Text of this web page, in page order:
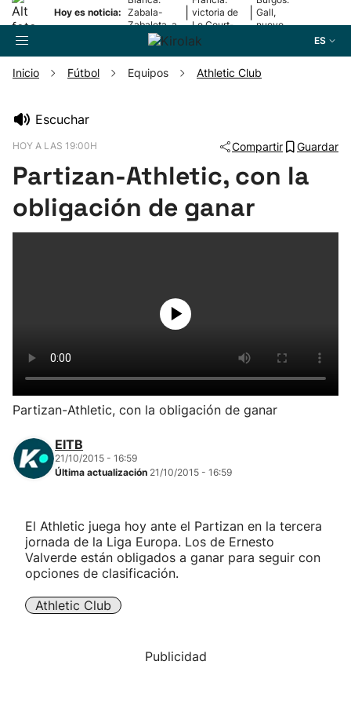
Hoy es noticia: Zabala-
Zabaleta, a
la final
victoria de
Le Court-
Pienaar
Gall,
nuevo
ES
Pelota
Herri-kirolak
Balonmano
Kirolak 360
Carreras de montaña
Inicio Fútbol Equipos Athletic Club
Escuchar
HOY A LAS 19:00H Compartir Guardar
Partizan-Athletic, con la
obligación de ganar
Partizan-Athletic, con la obligación de ganar
EITB
21/10/2015 - 16:59
Última actualización 21/10/2015 - 16:59
El Athletic juega hoy ante el Partizan en la tercera
jornada de la Liga Europa. Los de Ernesto
Valverde están obligados a ganar para seguir con
opciones de clasificación.
Athletic Club
Publicidad